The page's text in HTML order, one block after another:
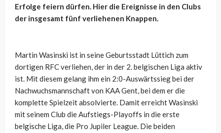
Erfolge feiern dürfen. Hier die Ereignisse in den Clubs
der insgesamt fünf verliehenen Knappen.
Martin Wasinski ist in seine Geburtsstadt Lüttich zum
dortigen RFC verliehen, der in der 2. belgischen Liga aktiv
ist. Mit diesem gelang ihm ein 2:0-Auswärtssieg bei der
Nachwuchsmannschaft von KAA Gent, bei dem er die
komplette Spielzeit absolvierte. Damit erreicht Wasinski
mit seinem Club die Aufstiegs-Playoffs in die erste
belgische Liga, die Pro Jupiler League. Die beiden